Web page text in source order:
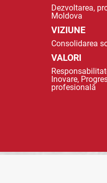
Dezvoltarea,
Moldova
VIZIUNE
Consolidarea
VALORI
Inovare,
profesională